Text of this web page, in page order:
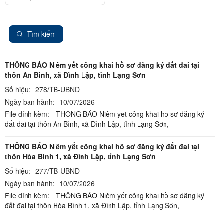
Tìm kiếm
THÔNG BÁO Niêm yết công khai hồ sơ đăng ký đất đai tại
thôn An Bình, xã Đình Lập, tỉnh Lạng Sơn
Số hiệu: 278/TB-UBND
Ngày ban hành: 10/07/2026
File đính kèm:
THÔNG BÁO Niêm yết công khai hồ sơ đăng ký
đất đai tại thôn An Bình, xã Đình Lập, tỉnh Lạng Sơn,
THÔNG BÁO Niêm yết công khai hồ sơ đăng ký đất đai tại
thôn Hòa Bình 1, xã Đình Lập, tỉnh Lạng Sơn
Số hiệu: 277/TB-UBND
Ngày ban hành: 10/07/2026
File đính kèm:
THÔNG BÁO Niêm yết công khai hồ sơ đăng ký
đất đai tại thôn Hòa Bình 1, xã Đình Lập, tỉnh Lạng Sơn,